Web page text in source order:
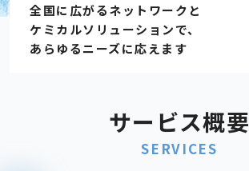
全国に広がるネットワークと
ケミカルソリューションで、
あらゆるニーズに応えます
サービス概要
SERVICES